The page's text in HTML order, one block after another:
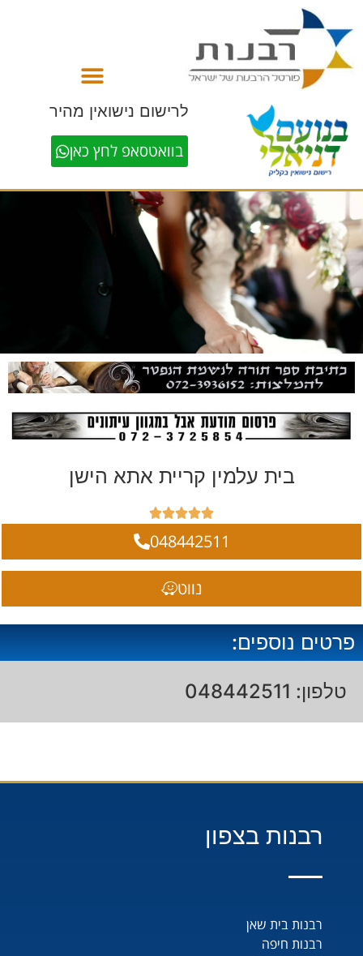
לרישום נישואין מהיר
בוואטסאפ לחץ כאן
בית עלמין קריית אתא הישן





048442511
נווט
פרטים נוספים:
טלפון: 048442511
רבנות בצפון
רבנות בית שאן
רבנות חיפה